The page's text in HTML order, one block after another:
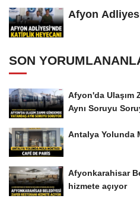
Afyon
SON
Afyon'da Ulaşım
Aynı Soruyu
Antalya Yolunda
Afyonkarahisar
hizmete açıyor